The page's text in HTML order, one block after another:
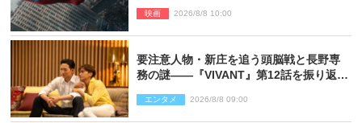
映画 2026/8/8 10:00
要注意人物・新庄を追う頭脳戦と長野専
務の謎――『VIVANT』第12話を振り返
エンタメ 2026/8/8 09:00